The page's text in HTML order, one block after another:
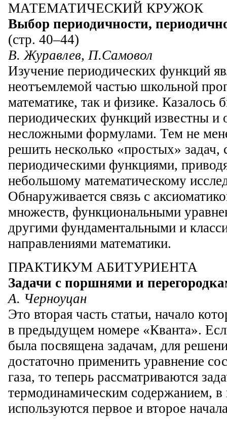
МАТЕМАТИЧЕСКИЙ КРУЖОК
Выбор периодичности,
(стр. 40–44)
В. Журавлев, П.Самовол
Изучение периодических функций
неотъемлемой частью школьной
математике, так и физике. Казалось
периодических функций известны и
несложными формулами. Тем не
решить несколько «простых» задач,
периодическими функциями,
небольшому математическому
Обнаруживается связь с
множеств, функциональными
другими фундаментальными и
направлениями математики.
ПРАКТИКУМ АБИТУРИЕНТА
Задачи с поршнями и
А. Черноуцан
Это вторая часть статьи, начало
в предыдущем номере «Кванта».
была посвящена задачам, для
достаточно применить уравнение
газа, то теперь рассматриваются
термодинамическим содержанием, в
используются первое и второе